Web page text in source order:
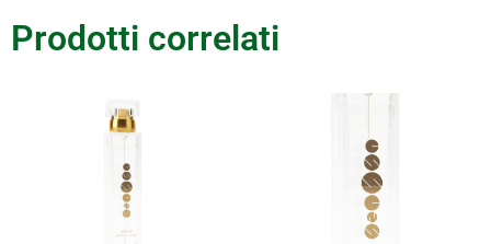
Prodotti correlati